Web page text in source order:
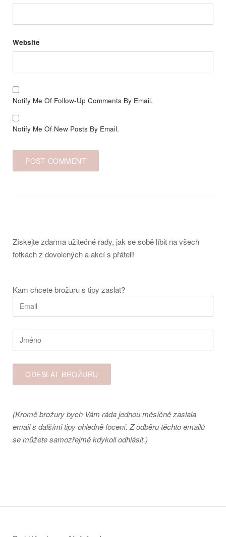
Website
Notify Me Of Follow-Up Comments By Email.
Notify Me Of New Posts By Email.
Získejte zdarma užitečné rady, jak se sobě líbit na všech
fotkách z dovolených a akcí s přáteli!
Kam chcete brožuru s tipy zaslat?
(Kromě brožury bych Vám ráda jednou měsíčně zaslala
email s dalšími tipy ohledně focení. Z odběru těchto emailů
se můžete samozřejmě kdykoli odhlásit.)